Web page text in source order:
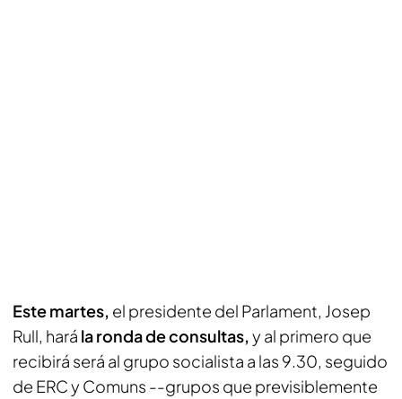
Este martes, el presidente del Parlament, Josep
Rull, hará la ronda de consultas,y al primero que
recibirá será al grupo socialista a las 9.30, seguido
de ERC y Comuns --grupos que previsiblemente